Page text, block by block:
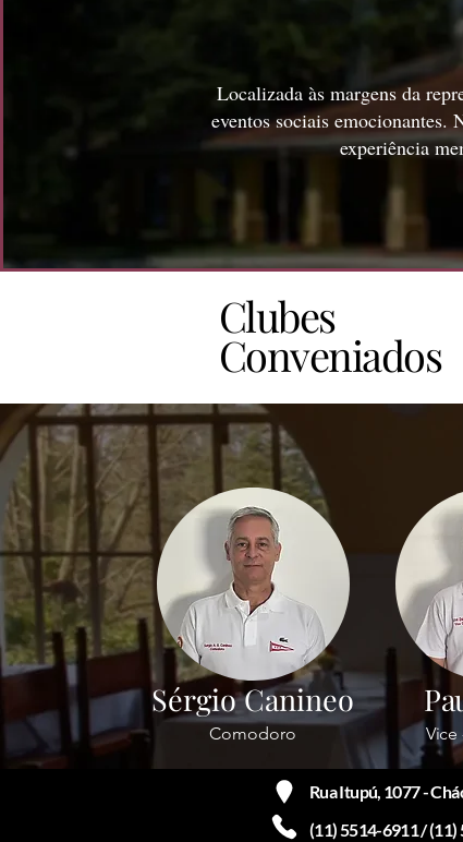
Localizada às margens da
eventos sociais emocionantes.
experiência
Clubes
Conveniados
Sérgio Canineo
Comodoro
Rua Itupú, 1077 -
(11) 5514-6911 /